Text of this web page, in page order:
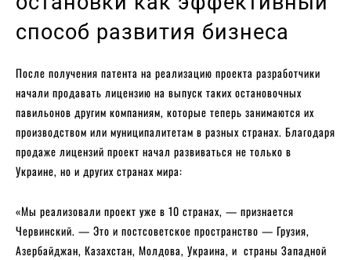
способ развития бизнеса
После получения патента на реализацию проекта разработчики
начали продавать лицензию на выпуск таких остановочных
павильонов другим компаниям, которые теперь занимаются их
производством или муниципалитетам в разных странах. Благодаря
продаже лицензий проект начал развиваться не только в
Украине, но и других странах мира:
«Мы реализовали проект уже в 10 странах, — признается
Червинский. — Это и постсоветское пространство — Грузия,
Азербайджан, Казахстан, Молдова, Украина, и страны Западной